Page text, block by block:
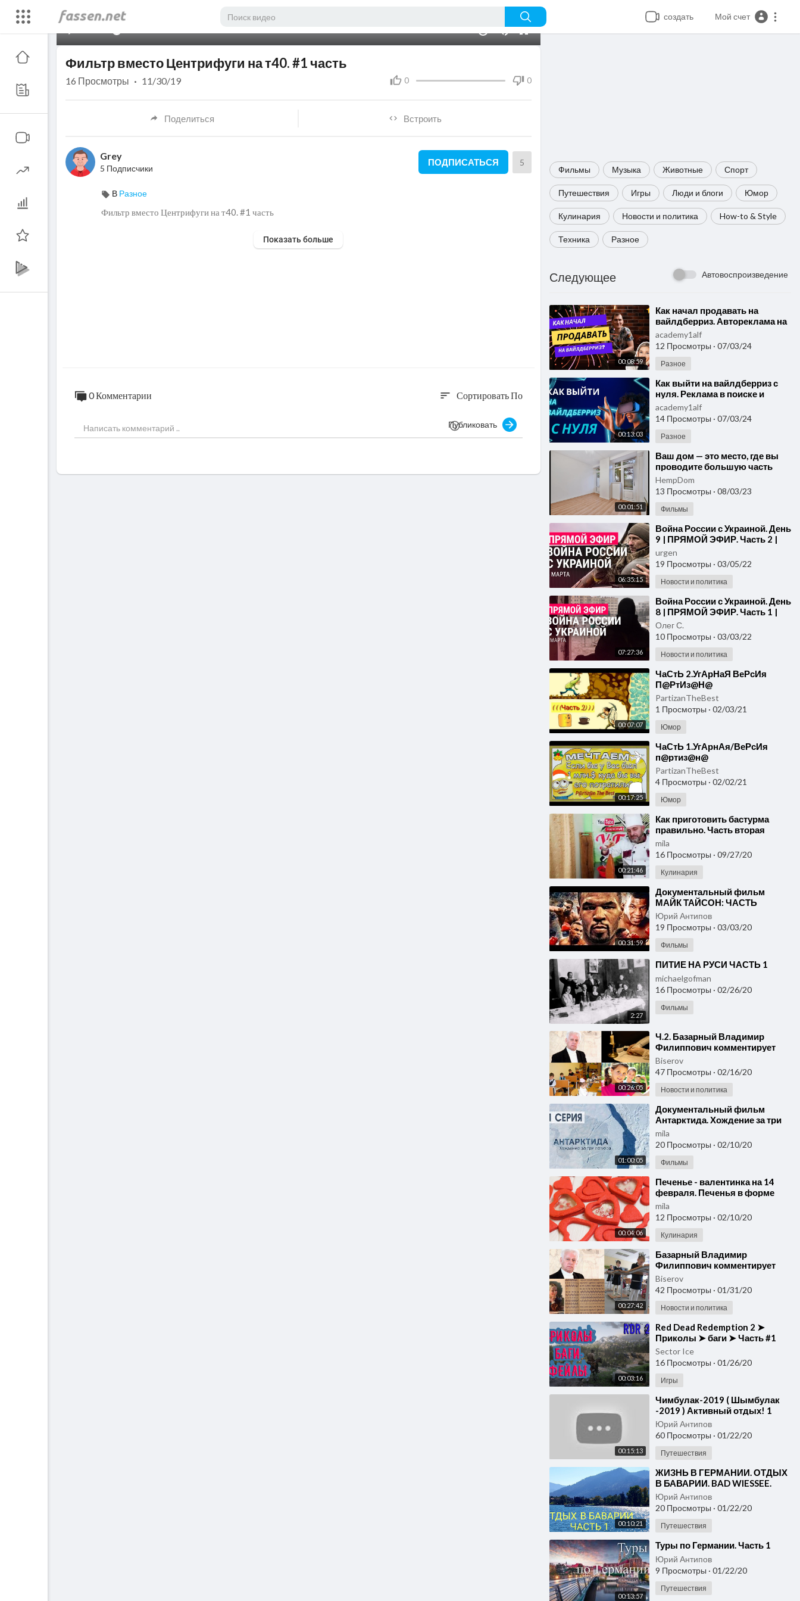
создать Мой счет
Фильмы Музыка Животные Спорт
Путешествия Игры Люди и блоги Юмор
Кулинария Новости и политика How-to & Style
Техника Разное
Следующее Автовоспроизведение
00:08:59
⁣Как начал продавать на
вайлдберриз. Автореклама на
Вайлдберриз Реклама на
маркетплейсах Часть 2
academy1alf
12 Просмотры · 07/03/24
Разное
00:13:03
⁣Как выйти на вайлдберриз с
нуля. Реклама в поиске и
Трафареты Реклама на
маркетплейсах Часть 1
academy1alf
14 Просмотры · 07/03/24
Разное
00:01:51
⁣Ваш дом — это место, где вы
проводите большую часть
своей жизни!
HempDom
13 Просмотры · 08/03/23
Фильмы
06:35:15
⁣Война России с Украиной. День
9 | ПРЯМОЙ ЭФИР. Часть 2 |
4.3.22
urgen
19 Просмотры · 03/05/22
Новости и политика
07:27:36
⁣Война России с Украиной. День
8 | ПРЯМОЙ ЭФИР. Часть 1 |
3.3.22
Олег С.
10 Просмотры · 03/03/22
Новости и политика
00:07:07
⁣ЧаСтЬ 2.УгАрНаЯ ВеРсИя
П@РтИз@Н@
PartizanTheBest
1 Просмотры · 02/03/21
Юмор
00:17:25
⁣ЧаСтЬ 1.УгАрнАя/ВеРсИя
п@ртиз@н@
PartizanTheBest
4 Просмотры · 02/02/21
Юмор
00:21:46
⁣Как приготовить бастурма
правильно. Часть вторая
mila
16 Просмотры · 09/27/20
Кулинария
00:31:59
⁣Документальный фильм
МАЙК ТАЙСОН: ЧАСТЬ
ПЕРВАЯ (2020)
Юрий Антипов
19 Просмотры · 03/03/20
Фильмы
2:27
⁣ПИТИЕ НА РУСИ ЧАСТЬ 1
michaelgofman
16 Просмотры · 02/26/20
Фильмы
00:26:05
⁣Ч.2. Базарный Владимир
Филиппович комментирует
послание Президента 2020.
Здоровые дети. Часть 2
Biserov
47 Просмотры · 02/16/20
Новости и политика
01:00:05
⁣Документальный фильм
Антарктида. Хождение за три
полюса. Часть 1
mila
20 Просмотры · 02/10/20
Фильмы
00:04:06
⁣Печенье - валентинка на 14
февраля. Печенья в форме
сердца вместо открытки на 14
февраля.
mila
12 Просмотры · 02/10/20
Кулинария
00:27:42
⁣Базарный Владимир
Филиппович комментирует
послание Президента 2020.
Здоровые дети. Часть 1
Biserov
42 Просмотры · 01/31/20
Новости и политика
00:03:16
⁣Red Dead Redemption 2 ➤
Приколы ➤ баги ➤ Часть #1
Sector Ice
16 Просмотры · 01/26/20
Игры
00:15:13
⁣Чимбулак-2019 ( Шымбулак
-2019 ) Активный отдых! 1
часть
Юрий Антипов
60 Просмотры · 01/22/20
Путешествия
00:10:21
⁣ЖИЗНЬ В ГЕРМАНИИ. ОТДЫХ
В БАВАРИИ. BAD WIESSEE.
TEGERNSEE. ЧАСТЬ 1.
Юрий Антипов
20 Просмотры · 01/22/20
Путешествия
00:13:57
⁣Туры по Германии. Часть 1
Юрий Антипов
9 Просмотры · 01/22/20
Путешествия
Фильтр вместо Центрифуги на т40. #1 часть
0 0
16 Просмотры · 11/30/19
Поделиться Встроить
Grey
5 Подписчики
ПОДПИСАТЬСЯ 5
В Разное
Фильтр вместо Центрифуги на т40. #1 часть
Показать больше
0 Комментарии sort Сортировать По
Публиковать